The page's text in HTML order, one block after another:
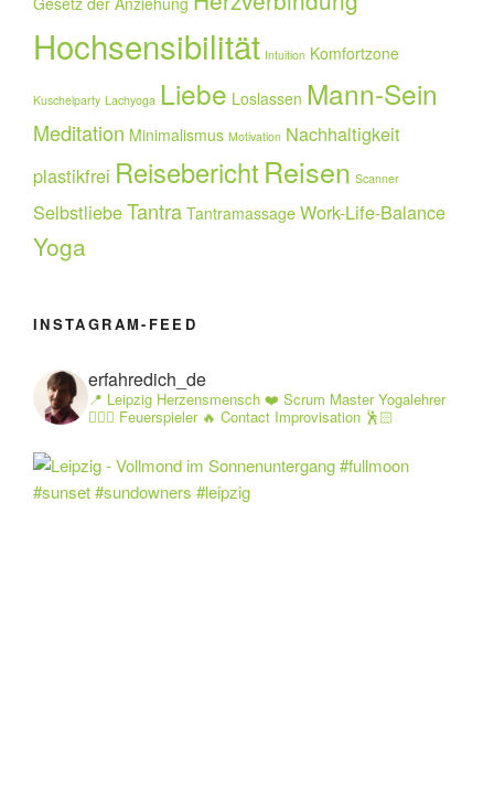
Hochsensibilität Intuition Komfortzone
Kuschelparty Lachyoga Liebe Loslassen Mann-Sein
Meditation Minimalismus Motivation Nachhaltigkeit
plastikfrei Reisebericht Reisen Scanner
SelbstliebeTantra Tantramassage Work-Life-Balance
Yoga
INSTAGRAM-FEED
erfahredich_de
📍 Leipzig Herzensmensch ❤️ Scrum Master Yogalehrer
🧘🏻‍♂️ Feuerspieler 🔥 Contact Improvisation 🕺🏻